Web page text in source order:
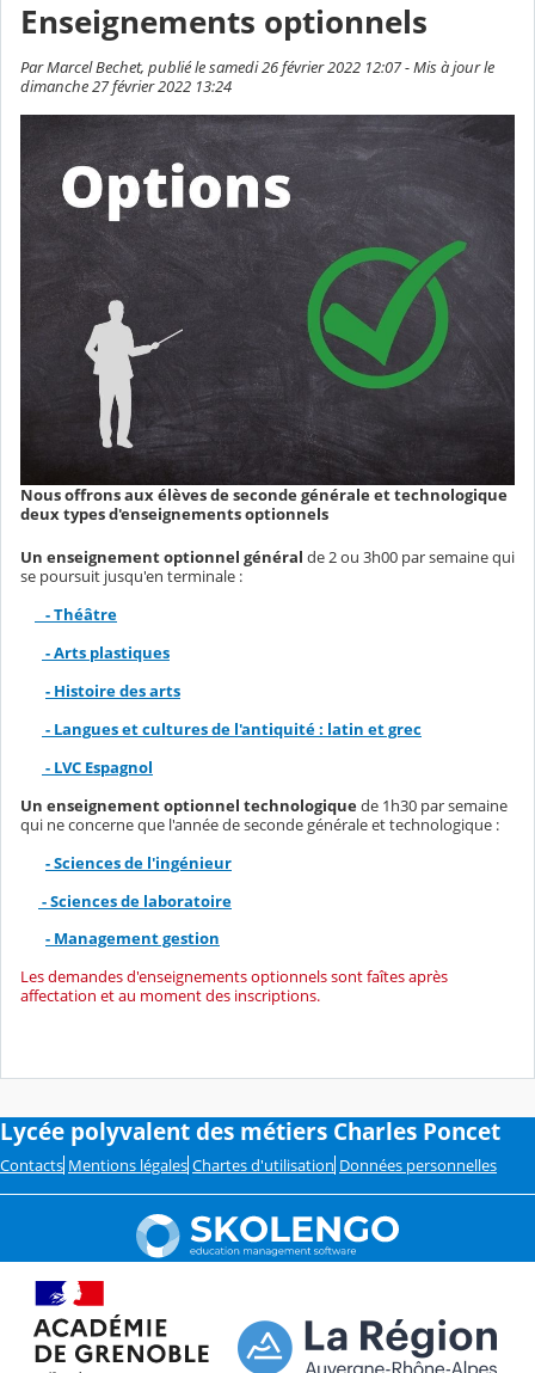
Enseignements optionnels
Par Marcel Bechet, publié le samedi 26 février 2022 12:07 - Mis à jour le
dimanche 27 février 2022 13:24
Nous offrons aux élèves de seconde générale et technologique
deux types d'enseignements optionnels
Un enseignement optionnel général de 2 ou 3h00 par semaine qui
se poursuit jusqu'en terminale :
- Théâtre
- Arts plastiques
- Histoire des arts
- Langues et cultures de l'antiquité : latin et grec
- LVC Espagnol
Un enseignement optionnel technologiquede 1h30 par semaine
qui ne concerne que l'année de seconde générale et technologique :
- Sciences de l'ingénieur
- Sciences de laboratoire
- Management gestion
Les demandes d'enseignements optionnels sont faîtes après
affectation et au moment des inscriptions.
Lycée polyvalent des métiers Charles Poncet
Contacts Mentions légales Chartes d'utilisation Données personnelles